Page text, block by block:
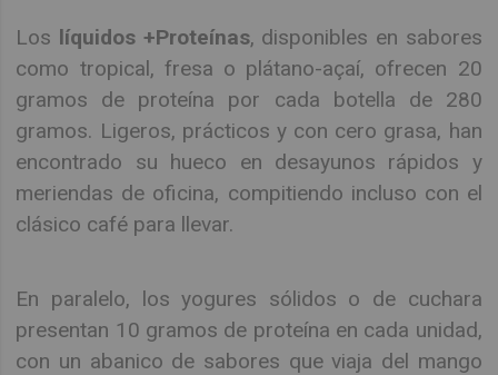
Los líquidos +Proteínas, disponibles en sabores
como tropical, fresa o plátano-açaí, ofrecen 20
gramos de proteína por cada botella de 280
gramos. Ligeros, prácticos y con cero grasa, han
encontrado su hueco en desayunos rápidos y
meriendas de oficina, compitiendo incluso con el
clásico café para llevar.
En paralelo, los yogures sólidos o de cuchara
presentan 10 gramos de proteína en cada unidad,
con un abanico de sabores que viaja del mango